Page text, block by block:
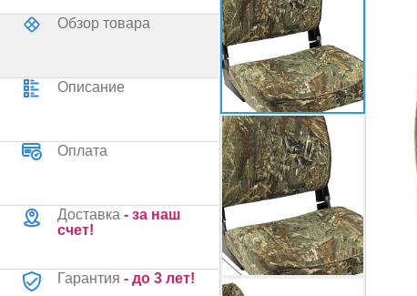
Обзор товара
Описание
Оплата
Доставка - за наш
счет!
Гарантия - до 3 лет!